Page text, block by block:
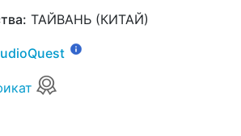
ТАЙВАНЬ (КИТАЙ)